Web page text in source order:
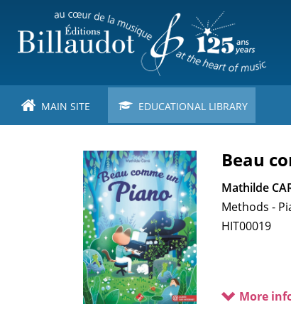
main
content
MAIN SITE EDUCATIONAL LIBRARY
Beau
Mathilde
Methods -
HIT00019
More